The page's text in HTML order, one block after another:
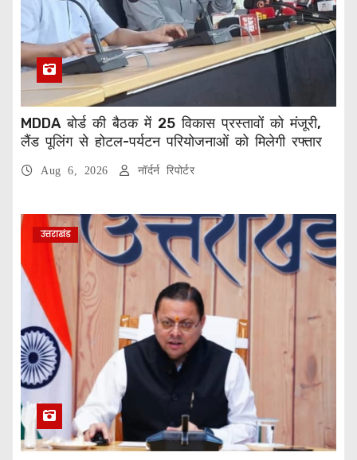
MDDA बोर्ड की बैठक में 25 विकास प्रस्तावों को मंजूरी,
लैंड पूलिंग से होटल-पर्यटन परियोजनाओं को मिलेगी रफ्तार
Aug 6, 2026 नॉर्दर्न रिपोर्टर
उत्तराखंड